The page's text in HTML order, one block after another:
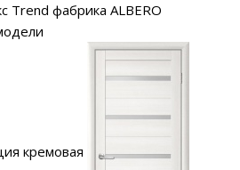
Trend фабрика ALBERO
кремовая